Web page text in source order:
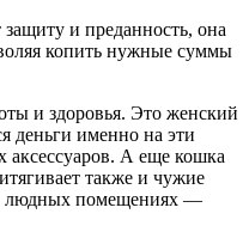
и преданность, она
копить нужные суммы
и здоровья. Это женский
деньги именно на эти
аксессуаров. А еще кошка
также и чужие
в людных помещениях —